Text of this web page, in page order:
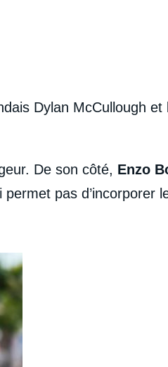
Dylan McCullough et
De son côté, Enzo
pas d’incorporer